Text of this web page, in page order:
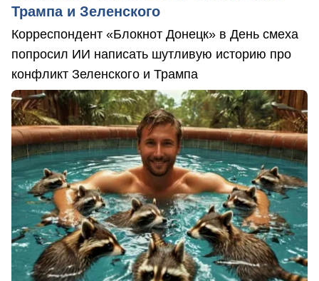
Трампа и Зеленского
Корреспондент «Блокнот Донецк» в День смеха
попросил ИИ написать шутливую историю про
конфликт Зеленского и Трампа